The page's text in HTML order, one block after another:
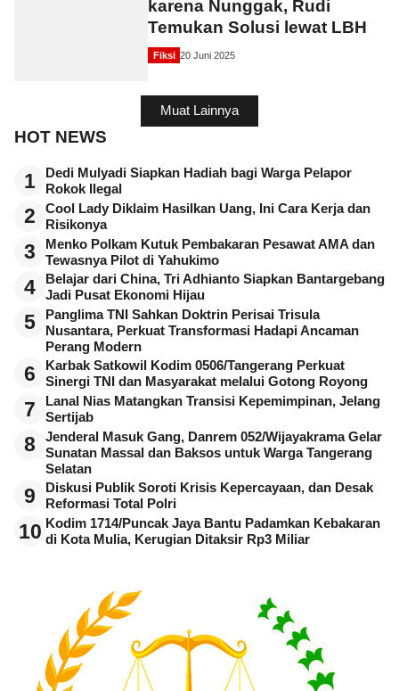
karena Nunggak, Rudi
Temukan Solusi lewat LBH
Fiksi 20 Juni 2025
Muat Lainnya
HOT NEWS
1
Dedi Mulyadi Siapkan Hadiah bagi Warga Pelapor
Rokok Ilegal
2
Cool Lady Diklaim Hasilkan Uang, Ini Cara Kerja dan
Risikonya
3
Menko Polkam Kutuk Pembakaran Pesawat AMA dan
Tewasnya Pilot di Yahukimo
4
Belajar dari China, Tri Adhianto Siapkan Bantargebang
Jadi Pusat Ekonomi Hijau
5
Panglima TNI Sahkan Doktrin Perisai Trisula
Nusantara, Perkuat Transformasi Hadapi Ancaman
Perang Modern
6
Karbak Satkowil Kodim 0506/Tangerang Perkuat
Sinergi TNI dan Masyarakat melalui Gotong Royong
7
Lanal Nias Matangkan Transisi Kepemimpinan, Jelang
Sertijab
8
Jenderal Masuk Gang, Danrem 052/Wijayakrama Gelar
Sunatan Massal dan Baksos untuk Warga Tangerang
Selatan
9
Diskusi Publik Soroti Krisis Kepercayaan, dan Desak
Reformasi Total Polri
10 Kodim 1714/Puncak Jaya Bantu Padamkan Kebakaran
di Kota Mulia, Kerugian Ditaksir Rp3 Miliar